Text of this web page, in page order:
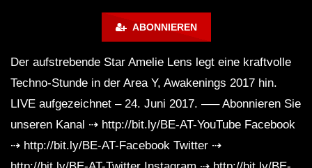
ABONNIEREN
Der aufstrebende Star Amelie Lens legt eine kraftvolle
Techno-Stunde in der Area Y, Awakenings 2017 hin.
LIVE aufgezeichnet – 24. Juni 2017. —– Abonnieren Sie
unseren Kanal ⇢ http://bit.ly/BE-AT-YouTube Facebook
⇢ http://bit.ly/BE-AT-Facebook Twitter ⇢